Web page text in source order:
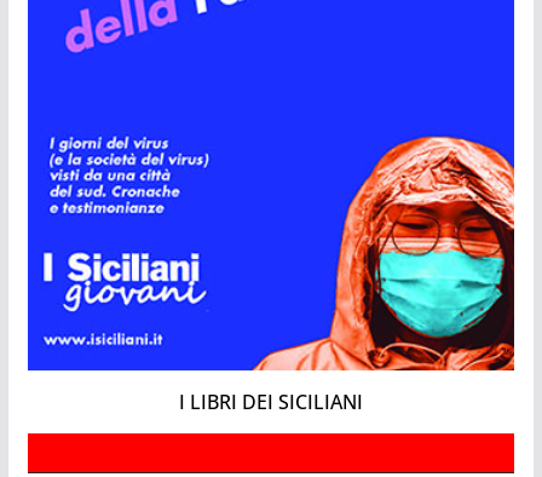
I LIBRI DEI SICILIANI